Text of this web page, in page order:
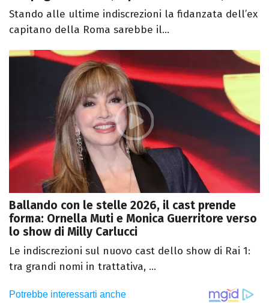
Stando alle ultime indiscrezioni la fidanzata dell’ex
capitano della Roma sarebbe il...
Ballando con le stelle 2026, il cast prende
forma: Ornella Muti e Monica Guerritore verso
lo show di Milly Carlucci
Le indiscrezioni sul nuovo cast dello show di Rai 1:
tra grandi nomi in trattativa, ...